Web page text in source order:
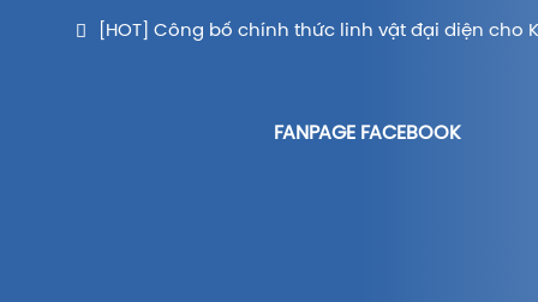
[HOT] Công bố chính thức linh vật đại diện cho
FANPAGE FACEBOOK